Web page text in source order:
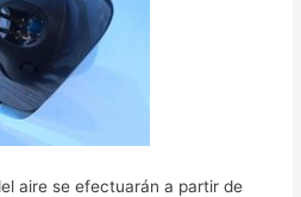
aire se efectuarán a partir de